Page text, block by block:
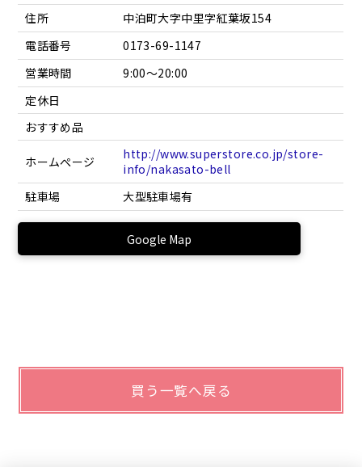
住所
中泊町大字中里字紅葉坂154
電話番号
0173-69-1147
営業時間
9:00～20:00
定休日
おすすめ品
ホームぺージ
http://www.superstore.co.jp/store-
info/nakasato-bell
駐車場
大型駐車場有
Google Map
買う一覧へ戻る